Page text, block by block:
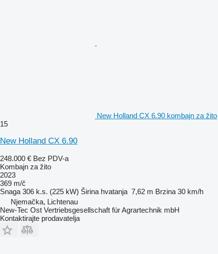
New Holland CX 6.90 kombajn za žito
15
New Holland CX 6.90
248.000 € Bez PDV-a
Kombajn za žito
2023
369 m/č
Snaga 306 k.s. (225 kW) Širina hvatanja 7,62 m Brzina 30 km/h
Njemačka, Lichtenau
New-Tec Ost Vertriebsgesellschaft für Agrartechnik mbH
Kontaktirajte prodavatelja